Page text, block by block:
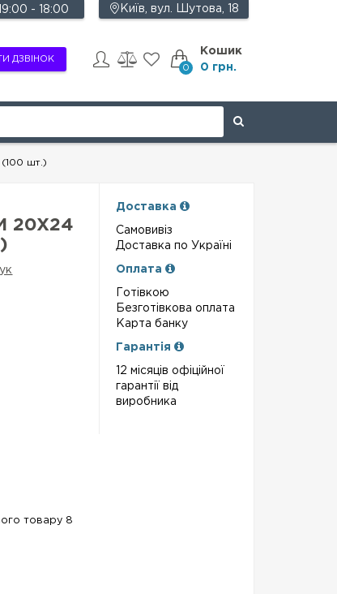
Київ, вул. Шутова, 18
ДЗВІНОК
- 18:00
Кошик
0 0 грн.
шт.)
20Х24
товару 8
Доставка
Самовивіз
Доставка по Україні
Оплата
Готівкою
Безготівкова оплата
Карта банку
Гарантія
12 місяців офіційної
гарантії від
виробника